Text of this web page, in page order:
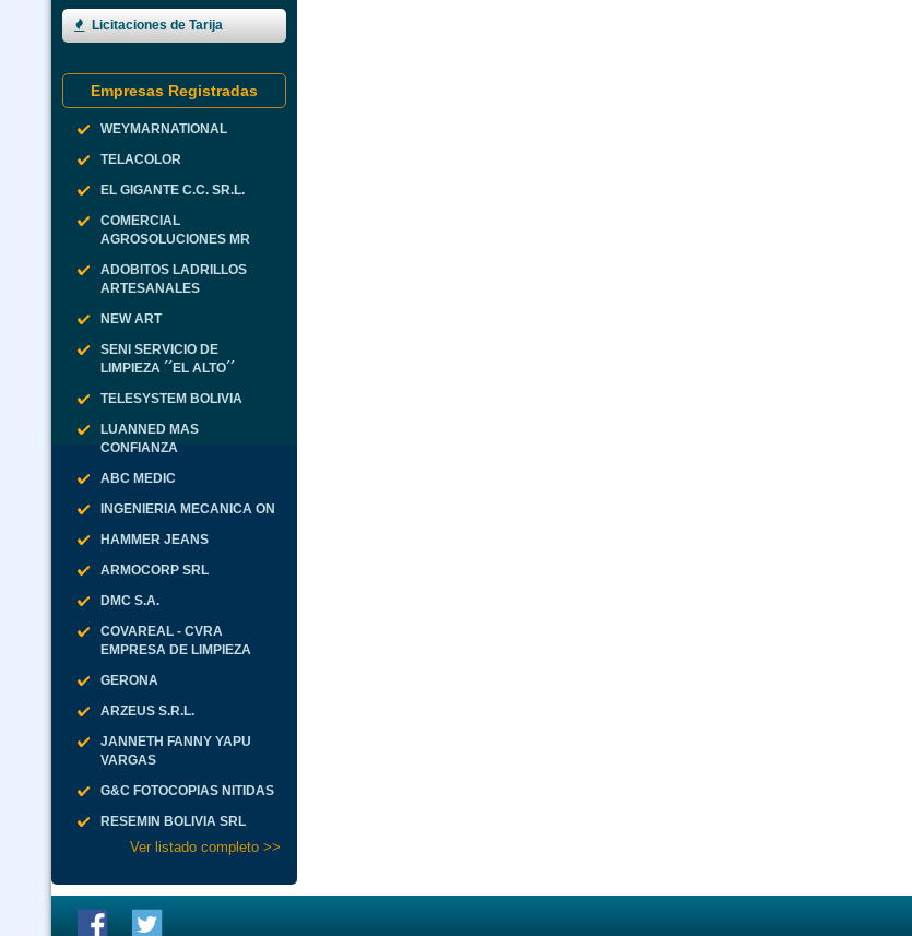
Licitaciones de Tarija
Empresas Registradas
WEYMARNATIONAL
TELACOLOR
EL GIGANTE C.C. SR.L.
COMERCIAL
AGROSOLUCIONES MR
ADOBITOS LADRILLOS
ARTESANALES
NEW ART
SENI SERVICIO DE
LIMPIEZA ´´EL ALTO´´
TELESYSTEM BOLIVIA
LUANNED MAS
CONFIANZA
ABC MEDIC
INGENIERIA MECANICA ON
HAMMER JEANS
ARMOCORP SRL
DMC S.A.
COVAREAL - CVRA
EMPRESA DE LIMPIEZA
GERONA
ARZEUS S.R.L.
JANNETH FANNY YAPU
VARGAS
G&C FOTOCOPIAS NITIDAS
RESEMIN BOLIVIA SRL
Ver listado completo >>